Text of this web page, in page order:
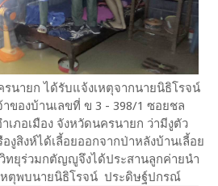
ายก ได้รับแจ้งเหตุจากนายนิธิโรจน์
ของบ้านเลขที่ ข 3 - 398/1 ซอยชล
ภอเมือง จังหวัดนครนายก ว่ามีงูตัว
งูสิงห์ได้เลี้อยออกจากป่าหลังบ้านเลี้อย
ทยุร่วมกตัญญูจึงได้ประสานลูกค่ายนำ
หตุพบนายนิธิโรจน์ ประดิษฐ์ปกรณ์